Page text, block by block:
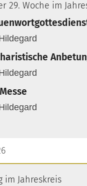
29. Woche im
25.
im Jahreskreis